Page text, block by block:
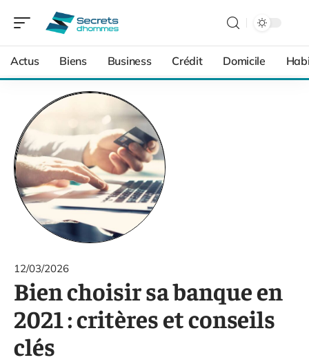
Actus Biens Business Crédit Domicile
12/03/2026
Bien choisir sa banque en
2021 : critères et conseils
clés